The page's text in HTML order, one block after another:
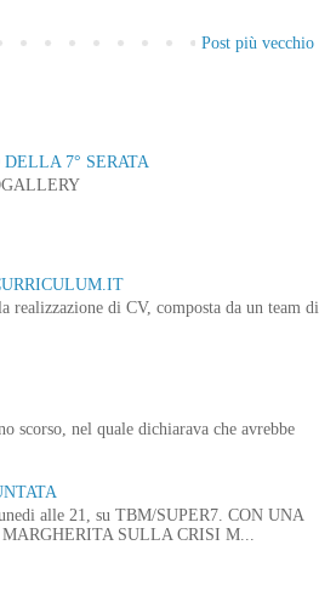
Post più vecchio
7° SERATA
realizzazione di CV, composta da un team di
scorso, nel quale dichiarava che avrebbe
alle 21, su TBM/SUPER7. CON UNA
SULLA CRISI M...